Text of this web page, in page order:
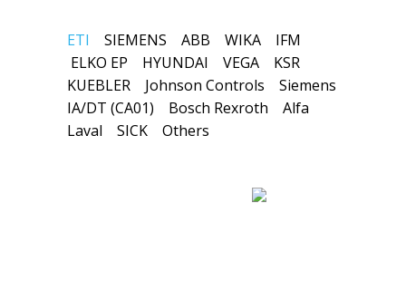
ETI SIEMENS ABB WIKA
IFM
ELKO EP
HYUNDAI VEGA
KSR
KUEBLER
Johnson Controls
Siemens
IA/DT (CA01)
Bosch Rexroth
Alfa
Laval
SICK Others